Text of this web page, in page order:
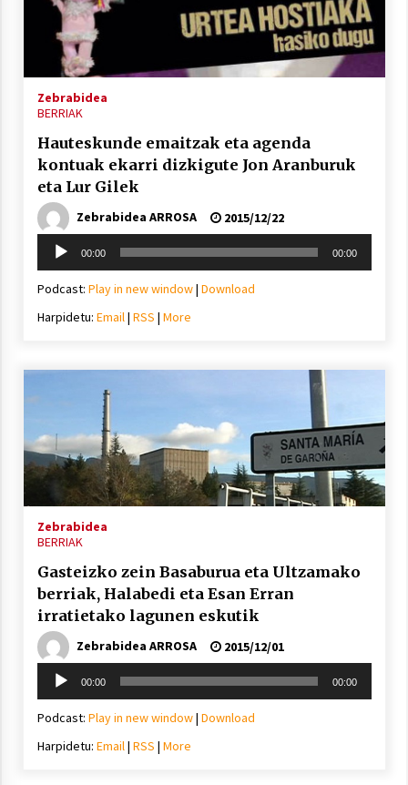
Zebrabidea
BERRIAK
Hauteskunde emaitzak eta agenda
kontuak ekarri dizkigute Jon Aranburuk
eta Lur Gilek
Zebrabidea ARROSA
2015/12/22
Soinu
erreproduzigailua
00:00 00:00
Podcast: Play in new window| Download
Harpidetu: Email| RSS | More
Zebrabidea
BERRIAK
Gasteizko zein Basaburua eta Ultzamako
berriak, Halabedi eta Esan Erran
irratietako lagunen eskutik
Zebrabidea ARROSA
2015/12/01
Soinu
erreproduzigailua
00:00 00:00
Podcast: Play in new window| Download
Harpidetu: Email| RSS | More